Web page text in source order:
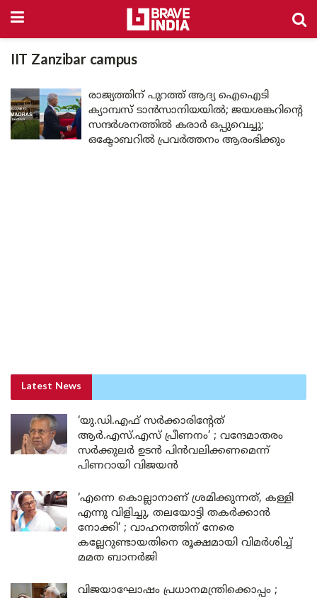
IIT Zanzibar campus
രാജ്യത്തിന് പുറത്ത് ആദ്യ ഐഐടി
ക്യാമ്പസ് ടാൻസാനിയയിൽ; ജയശങ്കറിന്റെ
സന്ദർശനത്തിൽ കരാർ ഒപ്പുവെച്ചു;
ഒക്ടോബറിൽ പ്രവർത്തനം ആരംഭിക്കും
Latest News
‘യു.ഡി.എഫ് സർക്കാരിന്റേത്
ആർ.എസ്.എസ് പ്രീണനം’ ; വന്ദേമാതരം
സർക്കുലർ ഉടൻ പിൻവലിക്കണമെന്ന്
പിണറായി വിജയൻ
‘എന്നെ കൊല്ലാനാണ് ശ്രമിക്കുന്നത്, കള്ളി
എന്നു വിളിച്ചു, തലയോട്ടി തകർക്കാൻ
നോക്കി’ ; വാഹനത്തിന് നേരെ
കല്ലേറുണ്ടായതിനെ രൂക്ഷമായി വിമർശിച്ച്
മമത ബാനർജി
വിജയാഘോഷം പ്രധാനമന്ത്രിക്കൊപ്പം ;